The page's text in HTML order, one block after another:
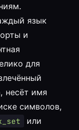
язык
и
для
несёт имя
символов,
или